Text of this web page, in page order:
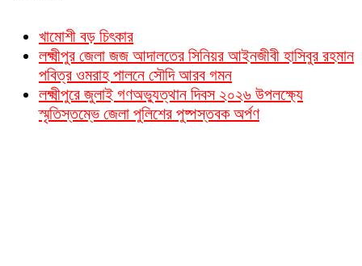
খামোশী বড় চিৎকার
লক্ষ্মীপুর জেলা জজ আদালতের সিনিয়র আইনজীবী হাসিবুর রহমান
পবিত্র ওমরাহ পালনে সৌদি আরব গমন
লক্ষ্মীপুরে জুলাই গণঅভ্যুত্থান দিবস ২০২৬ উপলক্ষ্যে
স্মৃতিস্তম্ভে জেলা পুলিশের পুষ্পস্তবক অর্পণ